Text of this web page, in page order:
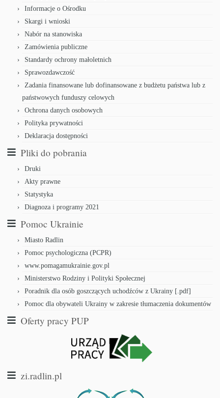
Informacje o Ośrodku
Skargi i wnioski
Nabór na stanowiska
Zamówienia publiczne
Standardy ochrony małoletnich
Sprawozdawczość
Zadania finansowane lub dofinansowane z budżetu państwa lub z
państwowych funduszy celowych
Ochrona danych osobowych
Polityka prywatności
Deklaracja dostępności
Pliki do pobrania
Druki
Akty prawne
Statystyka
Diagnoza i programy 2021
Pomoc Ukrainie
Miasto Radlin
Pomoc psychologiczna (PCPR)
www.pomagamukrainie.gov.pl
Ministerstwo Rodziny i Polityki Społecznej
Poradnik dla osób goszczących uchodźców z Ukrainy [.pdf]
Pomoc dla obywateli Ukrainy w zakresie tłumaczenia dokumentów
Oferty pracy PUP
zi.radlin.pl